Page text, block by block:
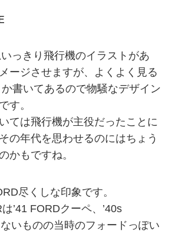
っきり飛行機のイラストがあ
ージさせますが、よくよく見る
書いてあるので物騒なデザイン
す。
ては飛行機が主役だったことに
の年代を思わせるのにはちょう
かもですね。
尽くしな印象です。
’41 FORDクーペ、’40s
いものの当時のフォードっぽい